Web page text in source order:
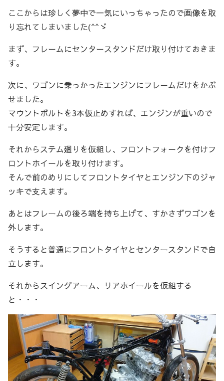
ここからは珍しく夢中で一気にいっちゃったので画像を取
り忘れてしまいました(^^ゞ
まず、フレームにセンタースタンドだけ取り付けておきま
す。
次に、ワゴンに乗っかったエンジンにフレームだけをかぶ
せました。
マウントボルトを3本仮止めすれば、エンジンが重いので
十分安定します。
それからステム廻りを仮組し、フロントフォークを付けフ
ロントホイールを取り付けます。
そんで前のめりにしてフロントタイヤとエンジン下のジャ
ッキで支えます。
あとはフレームの後ろ端を持ち上げて、すかさずワゴンを
外します。
そうすると普通にフロントタイヤとセンタースタンドで自
立します。
それからスイングアーム、リアホイールを仮組する
と・・・